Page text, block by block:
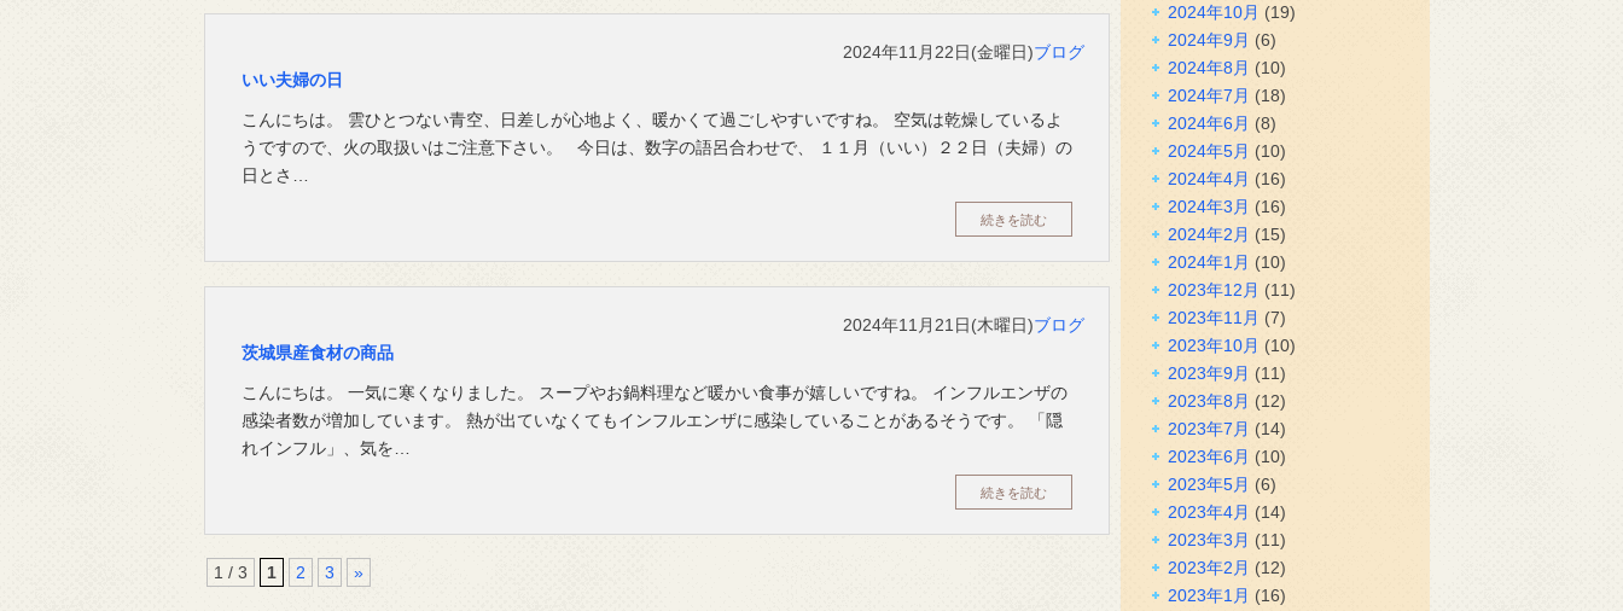
2024年11月22日(金曜日)ブログ
いい夫婦の日
こんにちは。 雲ひとつない青空、日差しが心地よく、暖かくて過ごしやすいですね。 空気は乾燥しているよ
うですので、火の取扱いはご注意下さい。 今日は、数字の語呂合わせで、 １１月（いい）２２日（夫婦）の
日とさ…
続きを読む
2024年11月21日(木曜日)ブログ
茨城県産食材の商品
こんにちは。 一気に寒くなりました。 スープやお鍋料理など暖かい食事が嬉しいですね。 インフルエンザの
感染者数が増加しています。 熱が出ていなくてもインフルエンザに感染していることがあるそうです。 「隠
れインフル」、気を…
続きを読む
1 / 3 1 2 3 »
2024年10月 (19)
2024年9月 (6)
2024年8月 (10)
2024年7月 (18)
2024年6月 (8)
2024年5月 (10)
2024年4月 (16)
2024年3月 (16)
2024年2月 (15)
2024年1月 (10)
2023年12月 (11)
2023年11月 (7)
2023年10月 (10)
2023年9月 (11)
2023年8月 (12)
2023年7月 (14)
2023年6月 (10)
2023年5月 (6)
2023年4月 (14)
2023年3月 (11)
2023年2月 (12)
2023年1月 (16)